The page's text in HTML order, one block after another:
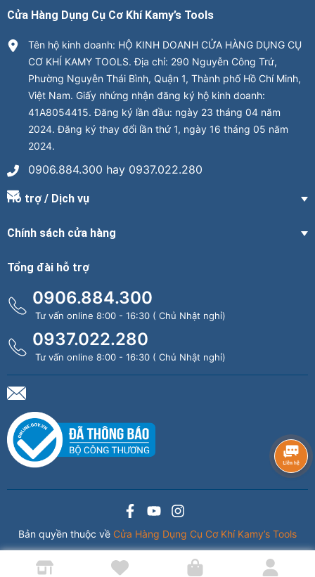
Cửa Hàng Dụng Cụ Cơ Khí Kamy’s Tools
Tên hộ kinh doanh: HỘ KINH DOANH CỬA HÀNG DỤNG CỤ
CƠ KHÍ KAMY TOOLS. Địa chỉ: 290 Nguyễn Công Trứ,
Phường Nguyễn Thái Bình, Quận 1, Thành phố Hồ Chí Minh,
Việt Nam. Giấy nhứng nhận đăng ký hộ kinh doanh:
41A8054415. Đăng ký lần đầu: ngày 23 tháng 04 năm
2024. Đăng ký thay đổi lần thứ 1, ngày 16 tháng 05 năm
2024.
0906.884.300 hay 0937.022.280
Hỗ trợ / Dịch vụ
Chính sách cửa hàng
Tổng đài hỗ trợ
0906.884.300
Tư vấn online 8:00 - 16:30 ( Chủ Nhật nghỉ)
0937.022.280
Tư vấn online 8:00 - 16:30 ( Chủ Nhật nghỉ)
Bản quyền thuộc về Cửa Hàng Dụng Cụ Cơ Khí Kamy’s Tools